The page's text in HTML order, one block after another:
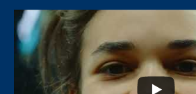
...
32